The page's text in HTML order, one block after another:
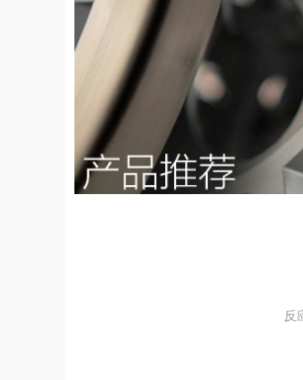
反